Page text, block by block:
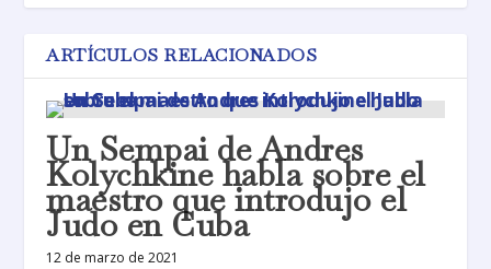
ARTÍCULOS RELACIONADOS
Un Sempai de Andres
Kolychkine habla sobre el
maestro que introdujo el
Judo en Cuba
12 de marzo de 2021